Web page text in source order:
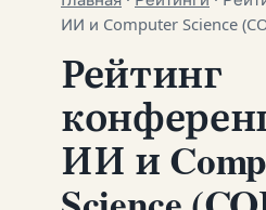
ИИ и Computer Science
Рейтинг
ИИ и